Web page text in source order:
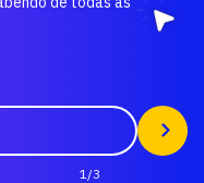
1/3